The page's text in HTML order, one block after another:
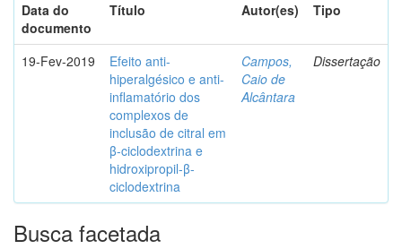
Data do
documento
Título Autor(es) Tipo
19-Fev-2019
Efeito anti-
hiperalgésico e anti-
inflamatório dos
complexos de
inclusão de citral em
β-ciclodextrina e
hidroxipropil-β-
ciclodextrina
Campos,
Caio de
Alcântara
Dissertação
Busca facetada